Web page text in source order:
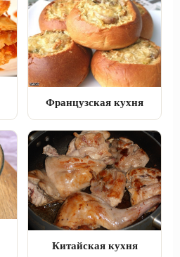
Французская кухня
Китайская кухня